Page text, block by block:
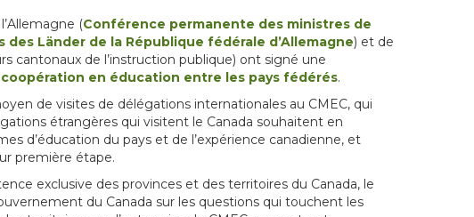
(Conférence permanente des ministres de
Länder de la République fédérale d’Allemagne) et de
cantonaux de l’instruction publique) ont signé une
en éducation entre les pays fédérés.
de visites de délégations internationales au CMEC, qui
étrangères qui visitent le Canada souhaitent en
d’éducation du pays et de l’expérience canadienne, et
première étape.
exclusive des provinces et des territoires du Canada, le
du Canada sur les questions qui touchent les